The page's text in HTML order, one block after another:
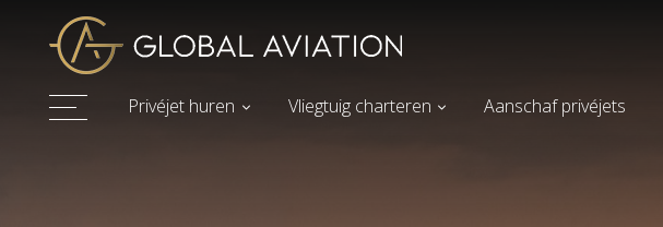
Privéjet huren Vliegtuig charteren Aanschaf privéjets